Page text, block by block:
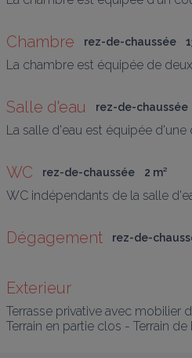
Chambre rez-de-chaussée
La chambre est équipée de
Salle d'eau rez-de-chaussée
La salle d'eau est équipée
WC rez-de-chaussée 2 m²
WC indépendants de la salle
Dégagement rez-de-
Exterieur
Terrasse privative avec mobilier
Terrain en partie clos - Terrain